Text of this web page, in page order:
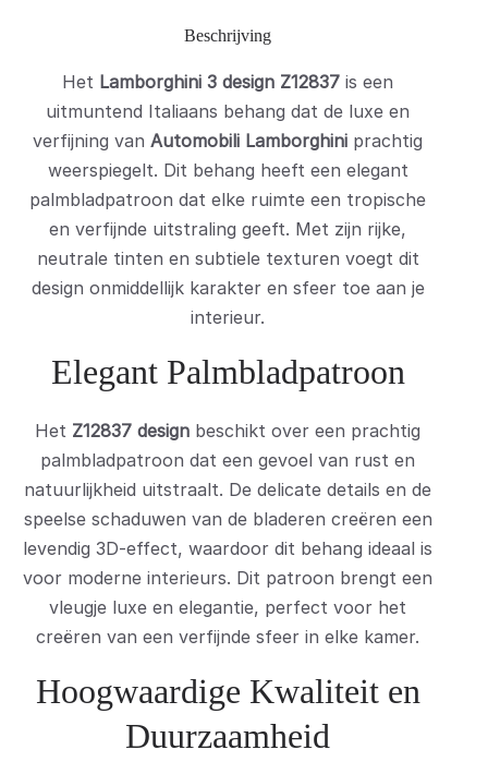
Beschrijving
Het Lamborghini 3 design Z12837 is een
uitmuntend Italiaans behang dat de luxe en
verfijning van Automobili Lamborghini prachtig
weerspiegelt. Dit behang heeft een elegant
palmbladpatroon dat elke ruimte een tropische
en verfijnde uitstraling geeft. Met zijn rijke,
neutrale tinten en subtiele texturen voegt dit
design onmiddellijk karakter en sfeer toe aan je
interieur.
Elegant Palmbladpatroon
Het Z12837 design beschikt over een prachtig
palmbladpatroon dat een gevoel van rust en
natuurlijkheid uitstraalt. De delicate details en de
speelse schaduwen van de bladeren creëren een
levendig 3D-effect, waardoor dit behang ideaal is
voor moderne interieurs. Dit patroon brengt een
vleugje luxe en elegantie, perfect voor het
creëren van een verfijnde sfeer in elke kamer.
Hoogwaardige Kwaliteit en
Duurzaamheid